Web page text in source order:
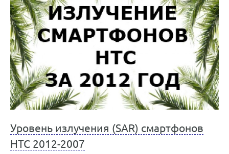
Уровень излучения (SAR) смартфонов
HTC 2012-2007